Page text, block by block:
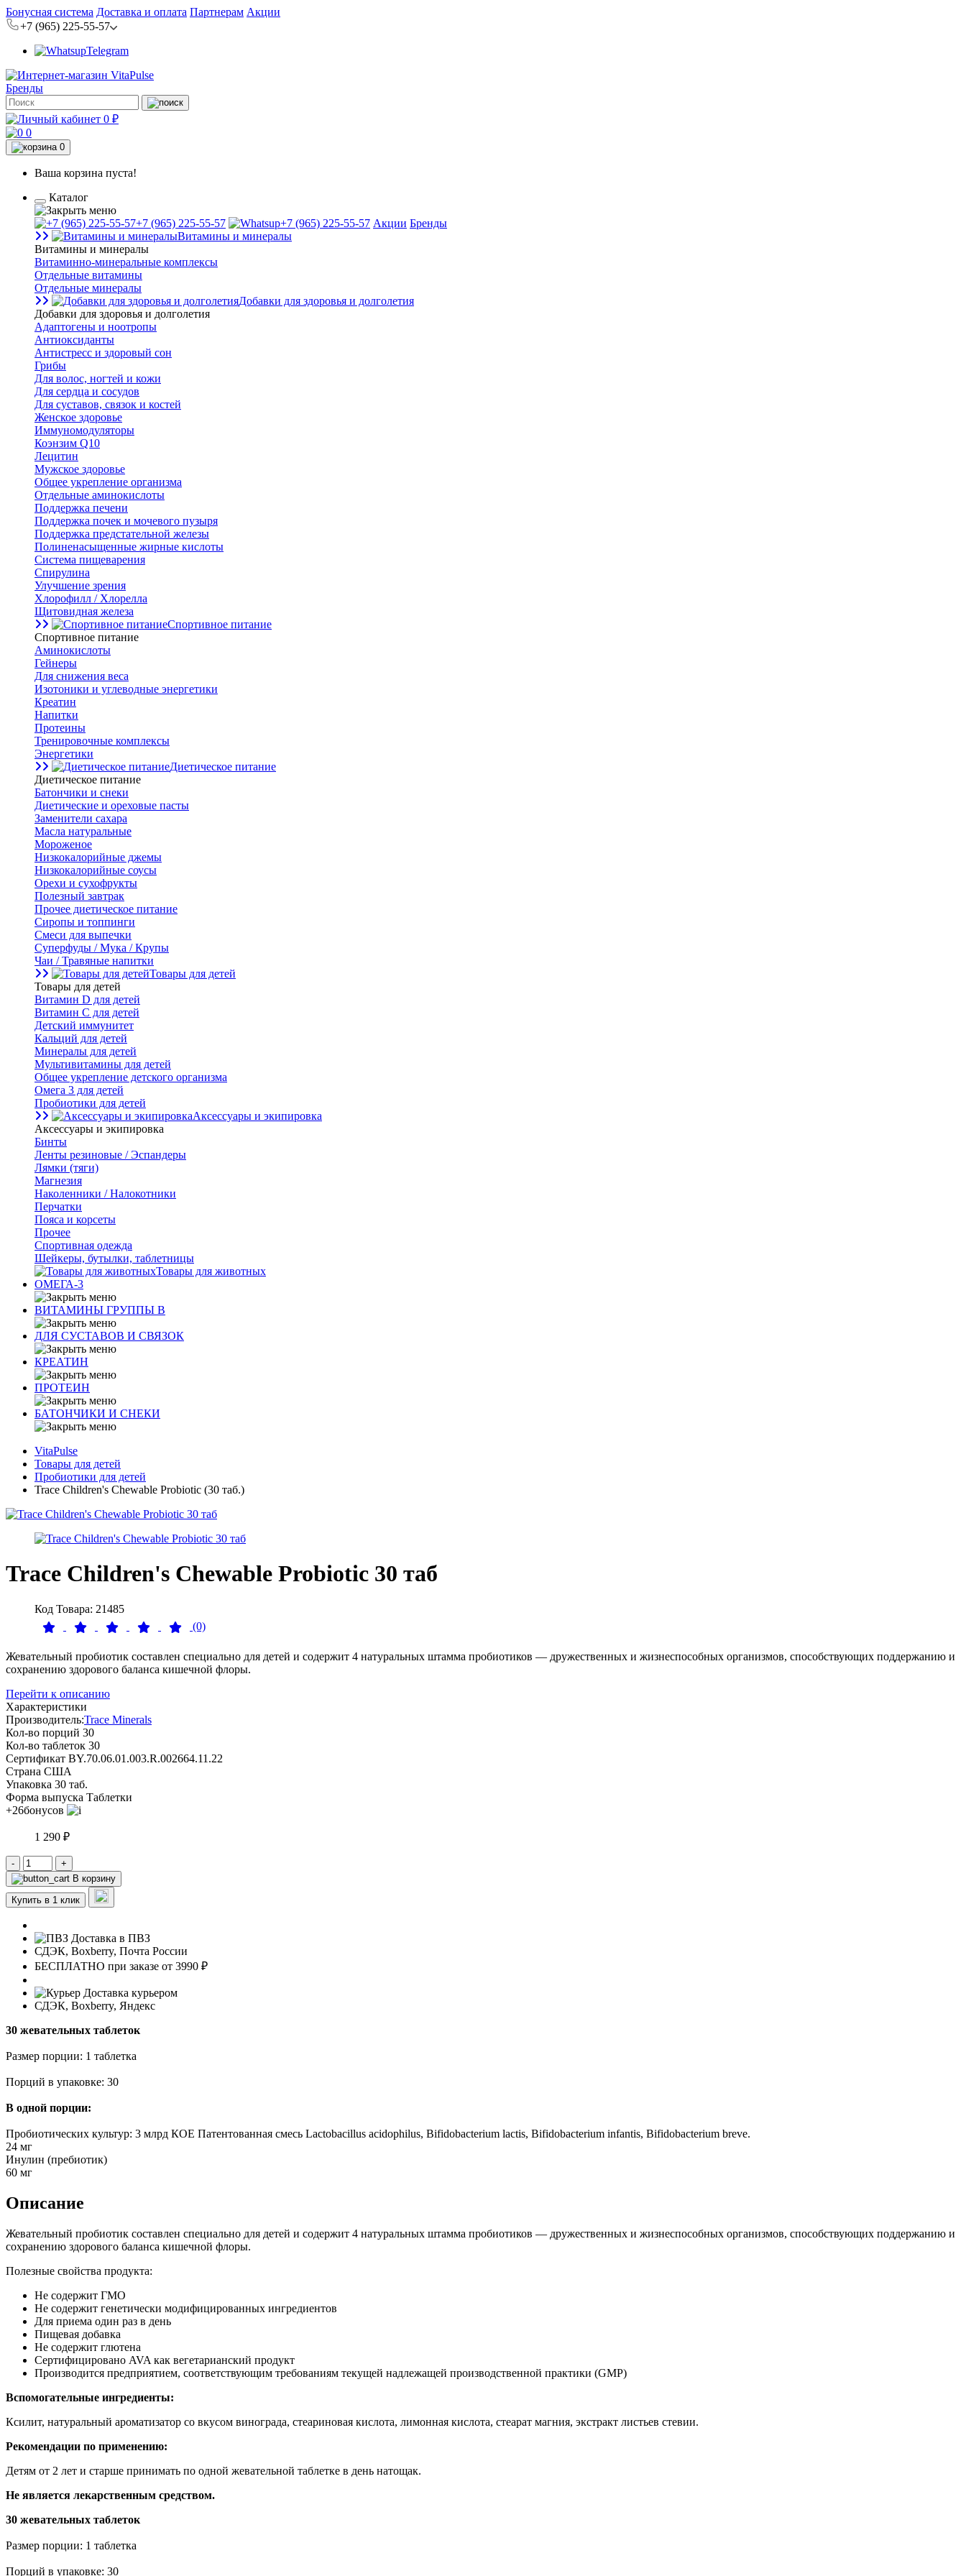
Бонусная система Доставка и оплата Партнерам Акции
+7 (965) 225-55-57
Telegram
Бренды
0 ₽
0
0
Ваша корзина пуста!
Каталог
+7 (965) 225-55-57 +7 (965) 225-55-57 Акции Бренды
Витамины и минералы
Витамины и минералы
Витаминно-минеральные комплексы
Отдельные витамины
Отдельные минералы
Добавки для здоровья и долголетия
Добавки для здоровья и долголетия
Адаптогены и ноотропы
Антиоксиданты
Антистресс и здоровый сон
Грибы
Для волос, ногтей и кожи
Для сердца и сосудов
Для суставов, связок и костей
Женское здоровье
Иммуномодуляторы
Коэнзим Q10
Лецитин
Мужское здоровье
Общее укрепление организма
Отдельные аминокислоты
Поддержка печени
Поддержка почек и мочевого пузыря
Поддержка предстательной железы
Полиненасыщенные жирные кислоты
Система пищеварения
Спирулина
Улучшение зрения
Хлорофилл / Хлорелла
Щитовидная железа
Спортивное питание
Спортивное питание
Аминокислоты
Гейнеры
Для снижения веса
Изотоники и углеводные энергетики
Креатин
Напитки
Протеины
Тренировочные комплексы
Энергетики
Диетическое питание
Диетическое питание
Батончики и снеки
Диетические и ореховые пасты
Заменители сахара
Масла натуральные
Мороженое
Низкокалорийные джемы
Низкокалорийные соусы
Орехи и сухофрукты
Полезный завтрак
Прочее диетическое питание
Сиропы и топпинги
Смеси для выпечки
Суперфуды / Мука / Крупы
Чаи / Травяные напитки
Товары для детей
Товары для детей
Витамин D для детей
Витамин С для детей
Детский иммунитет
Кальций для детей
Минералы для детей
Мультивитамины для детей
Общее укрепление детского организма
Омега 3 для детей
Пробиотики для детей
Аксессуары и экипировка
Аксессуары и экипировка
Бинты
Ленты резиновые / Эспандеры
Лямки (тяги)
Магнезия
Наколенники / Налокотники
Перчатки
Пояса и корсеты
Прочее
Спортивная одежда
Шейкеры, бутылки, таблетницы
Товары для животных
ОМЕГА-3
ВИТАМИНЫ ГРУППЫ В
ДЛЯ СУСТАВОВ И СВЯЗОК
КРЕАТИН
ПРОТЕИН
БАТОНЧИКИ И СНЕКИ
VitaPulse
Товары для детей
Пробиотики для детей
Trace Children's Chewable Probiotic (30 таб.)
Trace Children's Chewable Probiotic 30 таб
Код Товара: 21485
(0)
Жевательный пробиотик составлен специально для детей и содержит 4 натуральных штамма пробиотиков — дружественных и жизнеспособных организмов, способствующих поддержанию и
сохранению здорового баланса кишечной флоры.
Перейти к описанию
Характеристики
Производитель:Trace Minerals
Кол-во порций 30
Кол-во таблеток 30
Сертификат BY.70.06.01.003.R.002664.11.22
Страна США
Упаковка 30 таб.
Форма выпуска Таблетки
+26бонусов
1 290 ₽
-
+
В корзину
Купить в 1 клик
Доставка в ПВЗ
СДЭК, Boxberry, Почта России
БЕСПЛАТНО при заказе от 3990 ₽
Доставка курьером
СДЭК, Boxberry, Яндекс
30 жевательных таблеток
Размер порции: 1 таблетка
Порций в упаковке: 30
В одной порции:
Пробиотических культур: 3 млрд КОЕ Патентованная смесь Lactobacillus acidophilus, Bifidobacterium lactis, Bifidobacterium infantis, Bifidobacterium breve.
24 мг
Инулин (пребиотик)
60 мг
Описание
Жевательный пробиотик составлен специально для детей и содержит 4 натуральных штамма пробиотиков — дружественных и жизнеспособных организмов, способствующих поддержанию и
сохранению здорового баланса кишечной флоры.
Полезные свойства продукта:
Не содержит ГМО
Не содержит генетически модифицированных ингредиентов
Для приема один раз в день
Пищевая добавка
Не содержит глютена
Сертифицировано AVA как вегетарианский продукт
Производится предприятием, соответствующим требованиям текущей надлежащей производственной практики (GMP)
Вспомогательные ингредиенты:
Ксилит, натуральный ароматизатор со вкусом винограда, стеариновая кислота, лимонная кислота, стеарат магния, экстракт листьев стевии.
Рекомендации по применению:
Детям от 2 лет и старше принимать по одной жевательной таблетке в день натощак.
Не является лекарственным средством.
30 жевательных таблеток
Размер порции: 1 таблетка
Порций в упаковке: 30